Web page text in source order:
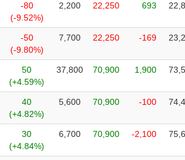
-80
(-9.52%)
2,200 22,250 693
-50
(-9.80%)
7,700 22,250 -169
50
(+4.59%)
37,800 70,900 1,900
40
(+4.82%)
5,600 70,900 -100
30
(+4.84%)
6,700 70,900 -2,100